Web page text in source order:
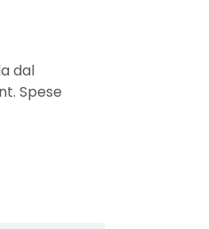
dal
Spese